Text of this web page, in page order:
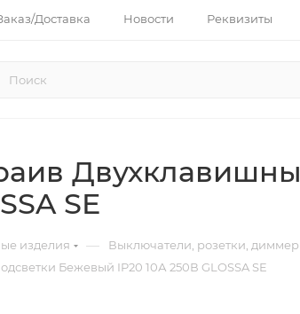
Доставка Новости Реквизиты
SE
изделия — Выключатели, розетки,
Бежевый IP20 10А 250В GLOSSA SE